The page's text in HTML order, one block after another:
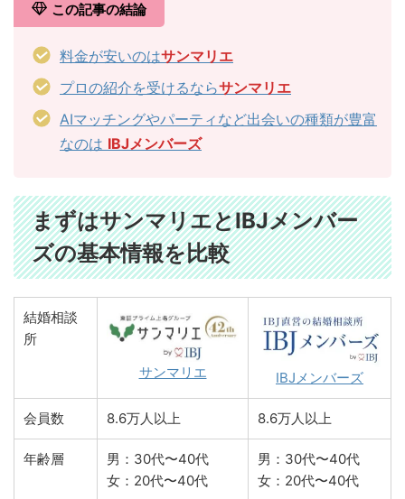
この記事の結論
料金が安いのはサンマリエ
プロの紹介を受けるならサンマリエ
AIマッチングやパーティなど出会いの種類が豊富
なのは IBJメンバーズ
まずはサンマリエとIBJメンバー
ズの基本情報を比較
結婚相談
所
サンマリエ
IBJメンバーズ
会員数 8.6万人以上 8.6万人以上
年齢層
男：30代〜40代
女：20代〜40代
男：30代〜40代
女：20代〜40代